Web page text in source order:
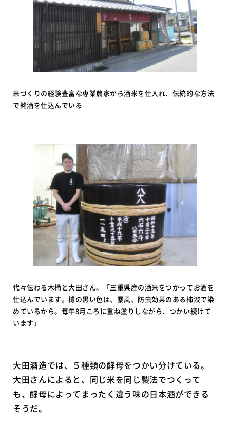
米づくりの経験豊富な専業農家から酒米を仕入れ、伝統的な方法
で銘酒を仕込んでいる
代々伝わる木桶と大田さん。「三重県産の酒米をつかってお酒を
仕込んでいます。樽の黒い色は、暴風、防虫効果のある柿渋で染
めているから。毎年8月ころに重ね塗りしながら、つかい続けて
います」
大田酒造では、５種類の酵母をつかい分けている。
大田さんによると、同じ米を同じ製法でつくって
も、酵母によってまったく違う味の日本酒ができる
そうだ。